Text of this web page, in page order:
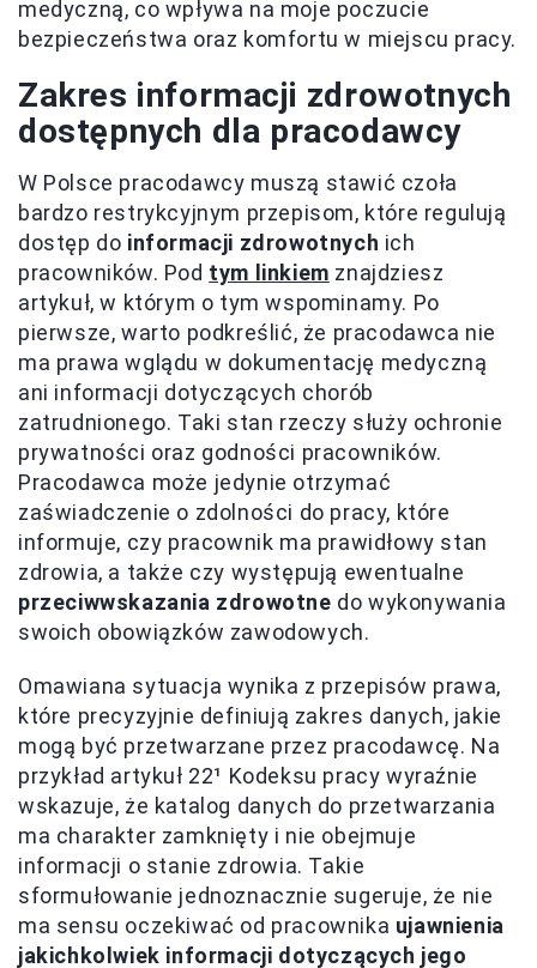
medyczną, co wpływa na moje poczucie
bezpieczeństwa oraz komfortu w miejscu pracy.
Zakres informacji zdrowotnych
dostępnych dla pracodawcy
W Polsce pracodawcy muszą stawić czoła
bardzo restrykcyjnym przepisom, które regulują
dostęp do informacji zdrowotnych ich
pracowników. Pod tym linkiem znajdziesz
artykuł, w którym o tym wspominamy. Po
pierwsze, warto podkreślić, że pracodawca nie
ma prawa wglądu w dokumentację medyczną
ani informacji dotyczących chorób
zatrudnionego. Taki stan rzeczy służy ochronie
prywatności oraz godności pracowników.
Pracodawca może jedynie otrzymać
zaświadczenie o zdolności do pracy, które
informuje, czy pracownik ma prawidłowy stan
zdrowia, a także czy występują ewentualne
przeciwwskazania zdrowotne do wykonywania
swoich obowiązków zawodowych.
Omawiana sytuacja wynika z przepisów prawa,
które precyzyjnie definiują zakres danych, jakie
mogą być przetwarzane przez pracodawcę. Na
przykład artykuł 22¹ Kodeksu pracy wyraźnie
wskazuje, że katalog danych do przetwarzania
ma charakter zamknięty i nie obejmuje
informacji o stanie zdrowia. Takie
sformułowanie jednoznacznie sugeruje, że nie
ma sensu oczekiwać od pracownika ujawnienia
jakichkolwiek informacji dotyczących jego